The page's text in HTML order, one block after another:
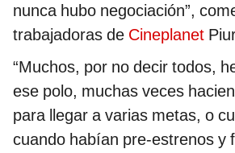
nunca hubo negociación”,
trabajadoras de Cineplanet
“Muchos, por no decir todos,
ese polo, muchas veces
para llegar a varias metas, o
cuando habían pre-estrenos y